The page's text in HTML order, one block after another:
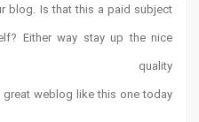
blog. Is that this a paid subject
Either way stay up the nice
quality
weblog like this one today.